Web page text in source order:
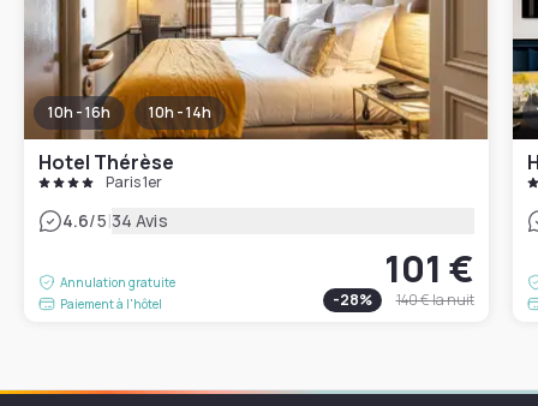
10h - 16h 10h - 14h
Hotel Thérèse
Paris 1er
4.6/5|34 Avis
Annulation gratuite
Paiement à l'hôtel
101 €
-28% 140 €la nuit